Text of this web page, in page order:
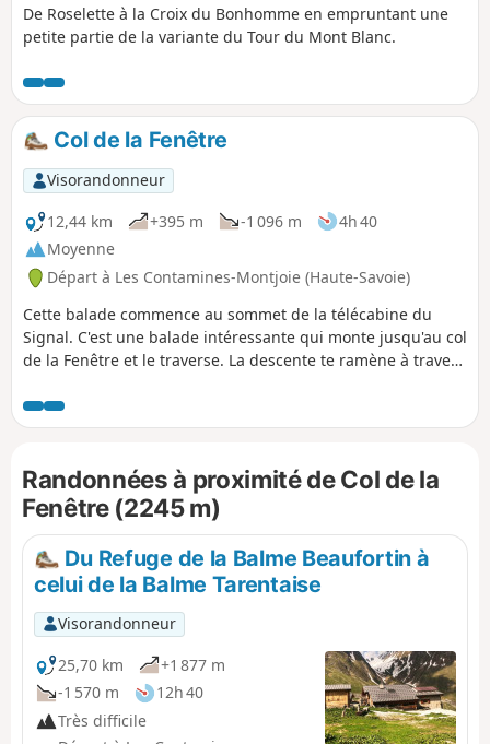
De Roselette à la Croix du Bonhomme en empruntant une
petite partie de la variante du Tour du Mont Blanc.
Col de la Fenêtre
Visorandonneur
12,44 km
+395 m -1 096 m
4h 40
Moyenne
Départ à Les Contamines-Montjoie (Haute-Savoie)
Cette balade commence au sommet de la télécabine du
Signal. C'est une balade intéressante qui monte jusqu'au col
de la Fenêtre et le traverse. La descente te ramène à travers
Montjoie. ⚠️ Attention, tu dois te garer à (A) et pas à (D) pour
cette balade ⚠️
Randonnées à proximité de Col de la
Fenêtre (2245 m)
Du Refuge de la Balme Beaufortin à
celui de la Balme Tarentaise
Visorandonneur
25,70 km
+1 877 m
-1 570 m
12h 40
Très difficile